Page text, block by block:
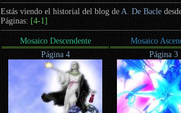
Estás viendo el historial del blog de A. De Bacle
Páginas: [4-1]
Mosaico Descendente Mosaico
Página 4
Página 3